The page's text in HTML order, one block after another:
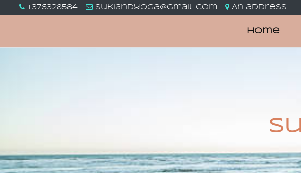
+376328584 sukiandyoga@gmail.com An address
Home